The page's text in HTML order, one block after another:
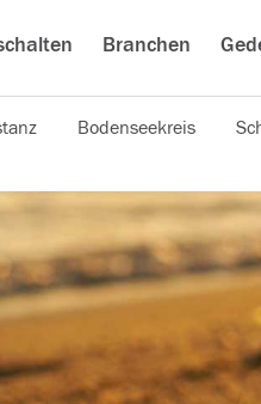
Branchen
Bodenseekreis